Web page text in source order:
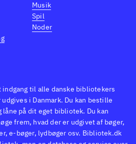
til alle danske bibliotekers
i Danmark. Du kan bestille
låne på dit eget bibliotek. Du kan
frem, hvad der er udgivet af bøger,
e-bøger, lydbøger osv. Bibliotek.dk
Musik
Spil
Noder